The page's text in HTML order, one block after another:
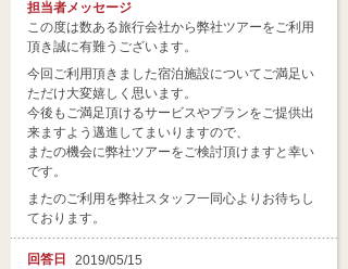
担当者メッセージ
この度は数ある旅行会社から弊社ツアーをご利用
頂き誠に有難うございます。
今回ご利用頂きました宿泊施設についてご満足い
ただけ大変嬉しく思います。
今後もご満足頂けるサービスやプランをご提供出
来ますよう邁進してまいりますので、
またの機会に弊社ツアーをご検討頂けますと幸い
です。
またのご利用を弊社スタッフ一同心よりお待ちし
ております。
回答日 2019/05/15